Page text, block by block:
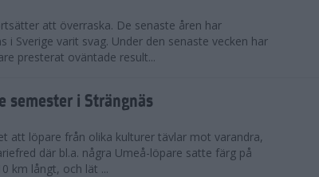
att överraska. De senaste åren har
i Sverige varit svag. Under den senaste vecken har
presterat oväntade result...
semester i Strängnäs
att löpare från olika kulturer tävlar mot varandra,
där bl.a. några Umeå-löpare satte färg på
km långt, och lät ...